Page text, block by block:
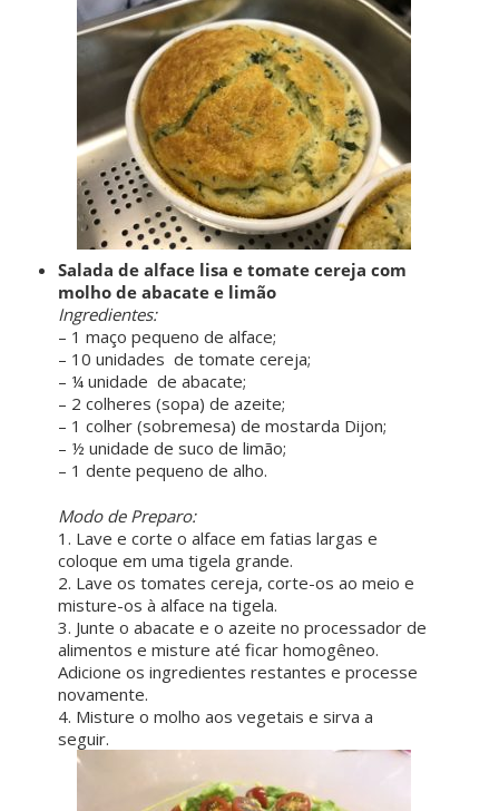
Salada de alface lisa e tomate cereja com
molho de abacate e limão
Ingredientes:
– 1 maço pequeno de alface;
– 10 unidades de tomate cereja;
– ¼ unidade de abacate;
– 2 colheres (sopa) de azeite;
– 1 colher (sobremesa) de mostarda Dijon;
– ½ unidade de suco de limão;
– 1 dente pequeno de alho.
Modo de Preparo:
1. Lave e corte o alface em fatias largas e
coloque em uma tigela grande.
2. Lave os tomates cereja, corte-os ao meio e
misture-os à alface na tigela.
3. Junte o abacate e o azeite no processador de
alimentos e misture até ficar homogêneo.
Adicione os ingredientes restantes e processe
novamente.
4. Misture o molho aos vegetais e sirva a
seguir.